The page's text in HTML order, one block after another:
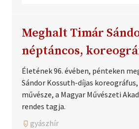
Meghalt Timár
néptáncos,
Életének 96. évében, pénteken
Sándor Kossuth-díjas
művésze, a Magyar Művészeti
rendes tagja.
gyászhír